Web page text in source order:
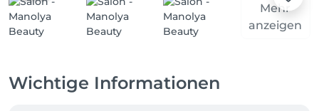
Mehr
anzeigen
Wichtige Informationen